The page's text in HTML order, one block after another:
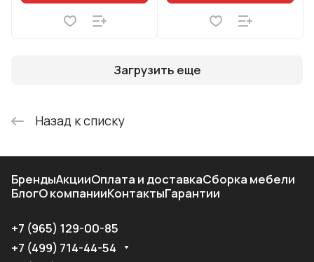
Загрузить еще
Назад к списку
БрендыАкцииОплата и доставкаСборка мебели
БлогО компанииКонтактыГарантии
+7 (965) 129-00-85
+7 (499) 714-44-54